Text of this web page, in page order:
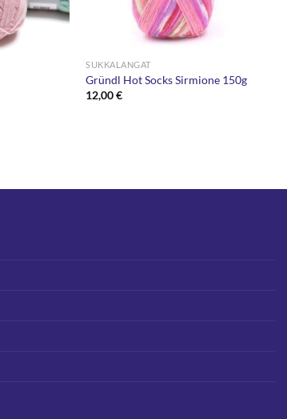
SUKKALANGAT
Gründl Hot Socks Sirmione 150g
12,00€